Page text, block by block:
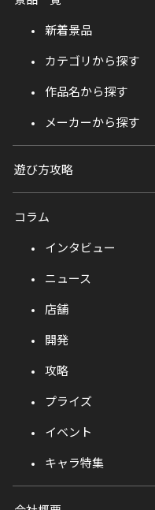
新着景品
カテゴリから探す
作品名から探す
メーカーから探す
遊び方攻略
コラム
インタビュー
ニュース
店舗
開発
攻略
プライズ
イベント
キャラ特集